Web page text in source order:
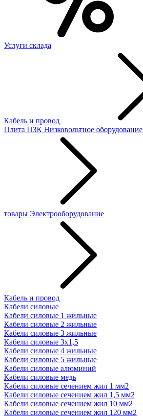
Услуги склада
Кабель и провод
Плита ПЗК Низковольтное оборудование
товары Электрооборудование
Кабель и провод
Кабели силовые
Кабели силовые 1 жильные
Кабели силовые 2 жильные
Кабели силовые 3 жильные
Кабели силовые 3х1,5
Кабели силовые 4 жильные
Кабели силовые 5 жильные
Кабели силовые алюминий
Кабели силовые медь
Кабели силовые сечением жил 1 мм2
Кабели силовые сечением жил 1,5 мм2
Кабели силовые сечением жил 10 мм2
Кабели силовые сечением жил 120 мм2